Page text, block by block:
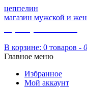
цеппелин
магазин мужской и
В корзине: 0 товаров -
Главное меню
Избранное
Мой аккаунт